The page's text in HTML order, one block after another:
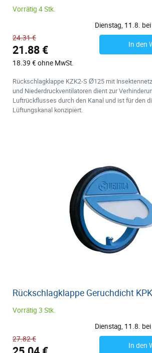
Vorrätig 4 Stk.
Dienstag, 11.8.
24.31 €
21.88 €
18.39 € ohne MwSt.
In den
Rückschlagklappe KZK2-S Ø125 mit
und Niederdruckventilatoren dient zur
Luftrückflusses durch den Kanal und ist für den
Lüftungskanal konzipiert.
Rückschlagklappe Geruchdicht
Vorrätig 3 Stk.
Dienstag, 11.8.
27.82 €
In den